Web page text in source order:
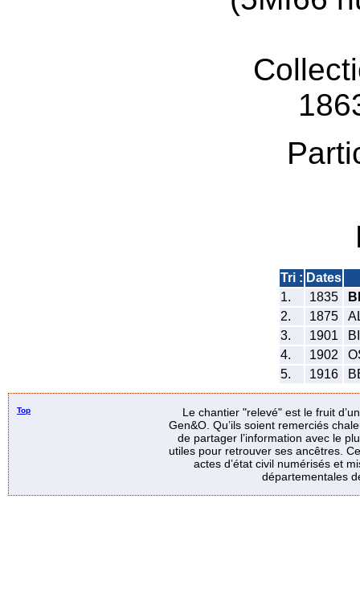
Tri : Dates
1.
1835
2.
1875
3.
1901
4.
1902
5.
1916
Top
Le chantier "relevé" est le fruit
Gen&O. Qu’ils soient remerciés
de partager l’information avec le
utiles pour retrouver ses ancêtres.
actes d’état civil numérisés et
départementales